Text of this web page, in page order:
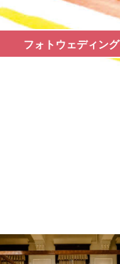
フォトウェディング